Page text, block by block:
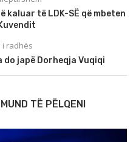
të LDK-SË që mbeten
i radhës
japë Dorheqja Vuqiqi
TË PËLQENI